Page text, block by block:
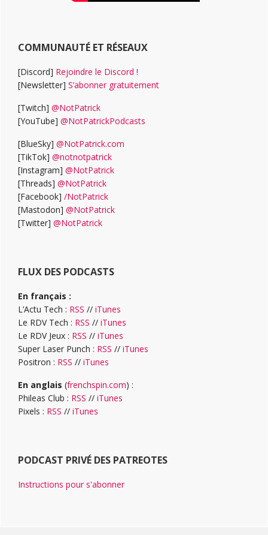
COMMUNAUTÉ ET RÉSEAUX
[Discord] Rejoindre le Discord !
[Newsletter] S’abonner gratuitement
[Twitch] @NotPatrick
[YouTube] @NotPatrickPodcasts
[BlueSky] @NotPatrick.com
[TikTok] @notnotpatrick
[Instagram] @NotPatrick
[Threads] @NotPatrick
[Facebook] /NotPatrick
[Mastodon] @NotPatrick
[Twitter] @NotPatrick
FLUX DES PODCASTS
En français :
L’Actu Tech : RSS // iTunes
Le RDV Tech : RSS // iTunes
Le RDV Jeux : RSS // iTunes
Super Laser Punch : RSS // iTunes
Positron : RSS // iTunes
En anglais (frenchspin.com) :
Phileas Club : RSS // iTunes
Pixels : RSS // iTunes
PODCAST PRIVÉ DES PATREOTES
Instructions pour s'abonner